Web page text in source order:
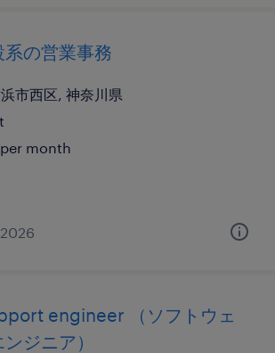
の営業事務
市西区, 神奈川県
month
engineer （ソフトウェ
ジニア）